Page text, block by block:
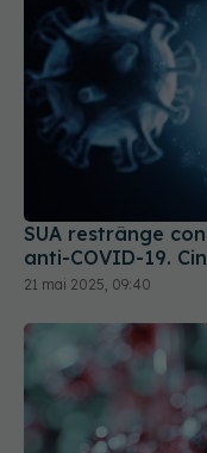
SUA restrânge
anti-COVID-19.
21 mai 2025, 09:40